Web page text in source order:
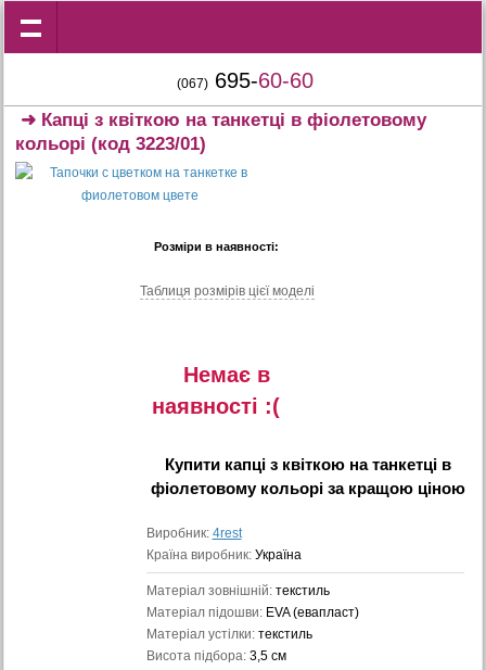
(067) 695-60-60
➜ Капці з квіткою на танкетці в фіолетовому
кольорі (код 3223/01)
Розміри в наявності:
Таблиця розмiрiв цiєї моделi
Немає в
наявностi :(
Купити капці з квіткою на танкетці в
фіолетовому кольоріза кращою ціною
Виробник: 4rest
Країна виробник: Україна
Матеріал зовнішній: текстиль
Матеріал підошви: EVA (евапласт)
Матеріал устілки: текстиль
Висота підбора: 3,5 см